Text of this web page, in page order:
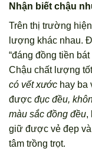
Nhận biết chậu
Trên thị trường
lượng khác nhau.
“đáng đồng tiền
Chậu chất lượng
có vết xước hay ba
được đục đều,
màu sắc đồng đều,
giữ được vẻ đẹp và
tâm trồng trọt.